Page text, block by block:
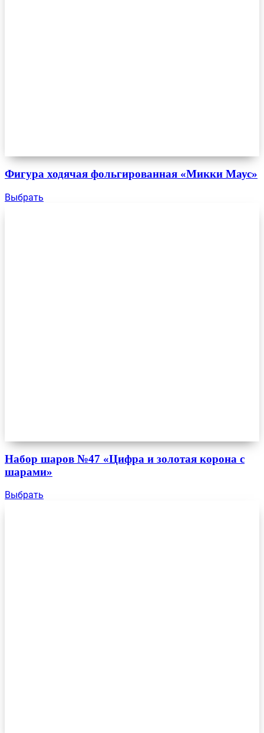
Фигура ходячая фольгированная «Микки Маус»
Выбрать
Набор шаров №47 «Цифра и золотая корона с
шарами»
Выбрать